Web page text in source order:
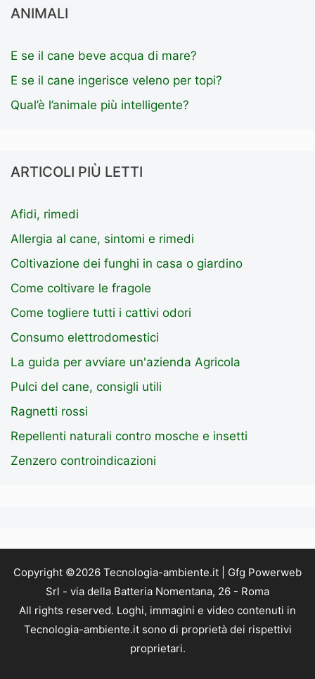
ANIMALI
E se il cane beve acqua di mare?
E se il cane ingerisce veleno per topi?
Qual’è l’animale più intelligente?
ARTICOLI PIÙ LETTI
Afidi, rimedi
Allergia al cane, sintomi e rimedi
Coltivazione dei funghi in casa o giardino
Come coltivare le fragole
Come togliere tutti i cattivi odori
Consumo elettrodomestici
La guida per avviare un'azienda Agricola
Pulci del cane, consigli utili
Ragnetti rossi
Repellenti naturali contro mosche e insetti
Zenzero controindicazioni
Copyright ©2026 Tecnologia-ambiente.it | Gfg Powerweb
Srl - via della Batteria Nomentana, 26 - Roma
All rights reserved. Loghi, immagini e video contenuti in
Tecnologia-ambiente.it sono di proprietà dei rispettivi
proprietari.